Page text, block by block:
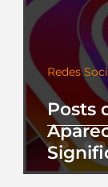
Posts
Perfil
Redes